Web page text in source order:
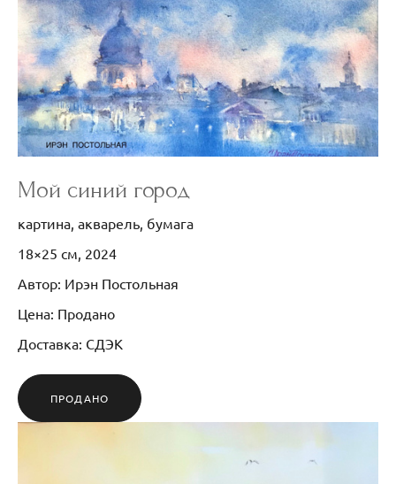
Мой синий город
картина, акварель, бумага
18×25 см, 2024
Автор: Ирэн Постольная
Цена: Продано
Доставка: СДЭК
ПРОДАНО